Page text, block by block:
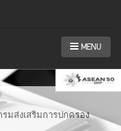
MENU
มส่งเสริมการปกครอง